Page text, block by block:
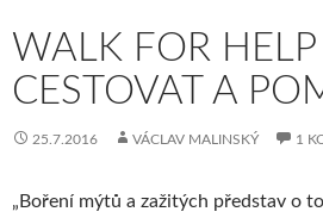
WALK FOR HELP
CESTOVAT A
25.7.2016 VÁCLAV MALINSKÝ 1
„Boření mýtů a zažitých představ o